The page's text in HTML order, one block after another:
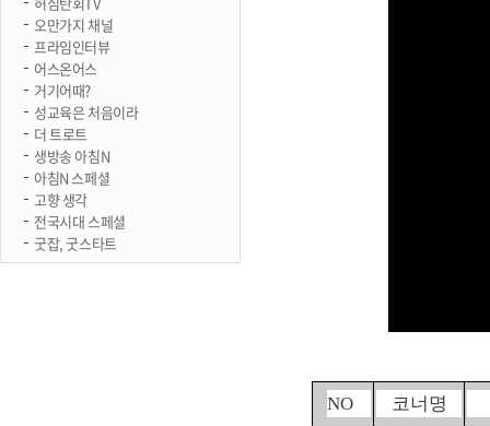
오만가지 채널
프라임인터뷰
어스온어스
거기어때?
성교육은 처음이라
더 트로트
생방송 아침N
아침N 스페셜
고향 생각
전국시대 스페셜
굿잡, 굿스타트
NO 코너명